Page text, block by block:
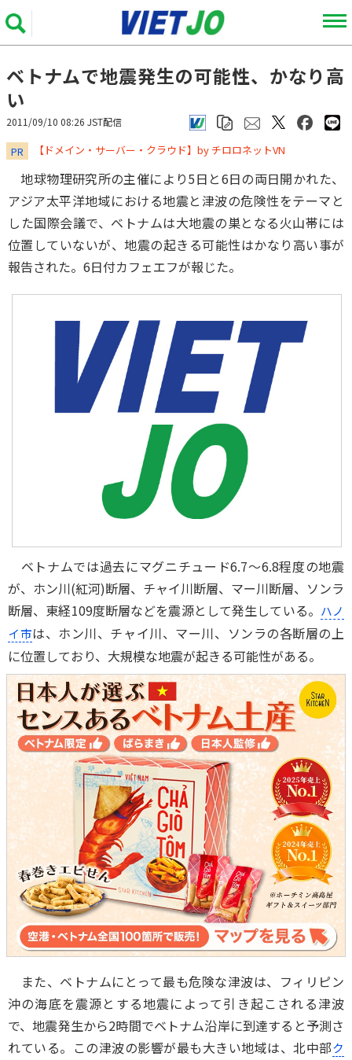
ベトナムで地震発生の可能性、かなり高
い
2011/09/10 08:26 JST配信
PR ​​​​​​​【ドメイン・サーバー・クラウド】by チロロネットVN
地球物理研究所の主催により5日と6日の両日開かれた、
アジア太平洋地域における地震と津波の危険性をテーマと
した国際会議で、ベトナムは大地震の巣となる火山帯には
位置していないが、地震の起きる可能性はかなり高い事が
報告された。6日付カフェエフが報じた。
ベトナムでは過去にマグニチュード6.7～6.8程度の地震
が、ホン川(紅河)断層、チャイ川断層、マー川断層、ソンラ
断層、東経109度断層などを震源として発生している。 ハノ
イ市は、ホン川、チャイ川、マー川、ソンラの各断層の上
に位置しており、大規模な地震が起きる可能性がある。
また、ベトナムにとって最も危険な津波は、フィリピン
沖の海底を震源とする地震によって引き起こされる津波
で、地震発生から2時間でベトナム沿岸に到達すると予測さ
れている。この津波の影響が最も大きい地域は、北中部ク